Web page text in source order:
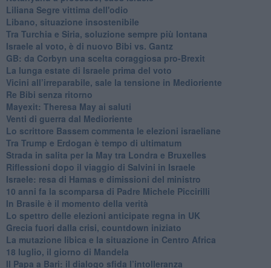
Liliana Segre vittima dell'odio
Libano, situazione insostenibile
Tra Turchia e Siria, soluzione sempre più lontana
Israele al voto, è di nuovo Bibi vs. Gantz
GB: da Corbyn una scelta coraggiosa pro-Brexit
La lunga estate di Israele prima del voto
Vicini all’irreparabile, sale la tensione in Medioriente
Re Bibi senza ritorno
Mayexit: Theresa May ai saluti
Venti di guerra dal Medioriente
Lo scrittore Bassem commenta le elezioni israeliane
Tra Trump e Erdogan è tempo di ultimatum
Strada in salita per la May tra Londra e Bruxelles
Riflessioni dopo il viaggio di Salvini in Israele
Israele: resa di Hamas e dimissioni del ministro
10 anni fa la scomparsa di Padre Michele Piccirilli
In Brasile è il momento della verità
Lo spettro delle elezioni anticipate regna in UK
Grecia fuori dalla crisi, countdown iniziato
La mutazione libica e la situazione in Centro Africa
18 luglio, il giorno di Mandela
Il Papa a Bari: il dialogo sfida l’intolleranza